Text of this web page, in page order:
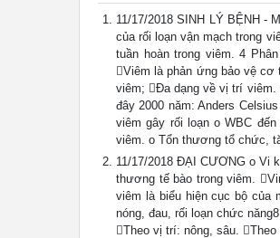
11/17/2018 SINH LÝ BỆNH -
của rối loạn vận mạch trong
tuần hoàn trong viêm. 4
Viêm là phản ứng bảo vệ
viêm; Đa dạng về vị trí
đây 2000 năm: Anders
viêm gây rối loạn o WBC
viêm. o Tổn thương tổ chức,
11/17/2018 ĐẠI CƯƠNG o Vi
thương tế bào trong viêm.
viêm là biểu hiện cục bộ của
nóng, đau, rối loạn chức
Theo vị trí: nông, sâu.